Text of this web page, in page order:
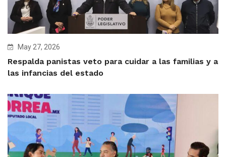
May 27, 2026
Respalda panistas veto para cuidar a las familias y a
las infancias del estado